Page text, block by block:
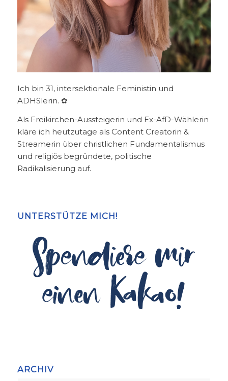
Ich bin 31, intersektionale Feministin und
ADHSlerin. ✿
Als Freikirchen-Aussteigerin und Ex-AfD-Wählerin
kläre ich heutzutage als Content Creatorin &
Streamerin über christlichen Fundamentalismus
und religiös begründete, politische
Radikalisierung auf.
UNTERSTÜTZE MICH!
ARCHIV